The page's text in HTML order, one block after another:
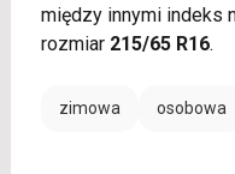
między innymi indeks
rozmiar 215/65 R16.
zimowa osobowa